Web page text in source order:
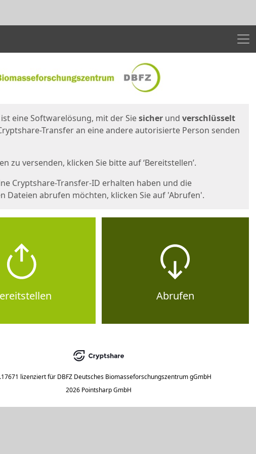
Menü
eine Softwarelösung, mit der Siesicher und verschlüsselt
Transfer an eine andere autorisierte Person senden
zu versenden, klicken Sie bitte auf ‘Bereitstellen’.
Cryptshare-Transfer-ID erhalten haben und die
Dateien abrufen möchten, klicken Sie auf 'Abrufen'.
Abrufen
lizenziert für DBFZ Deutsches Biomasseforschungszentrum gGmbH
2026 Pointsharp GmbH